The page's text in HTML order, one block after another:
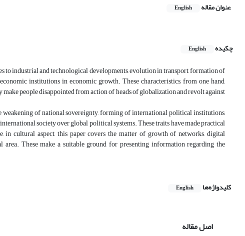
عنوان مقاله English
چکیده English
industrial and technological developments, evolution in transport, formation of
institutions in economic growth. These characteristics, from one hand,
people disappointed from action of heads of globalization and revolt against
of national sovereignty, forming of international political institutions,
society over global political systems. These traits have made practical
cultural aspect, this paper covers the matter of growth of networks, digital
These make a suitable ground for presenting information regarding the
کلیدواژه‌ها English
اصل مقاله